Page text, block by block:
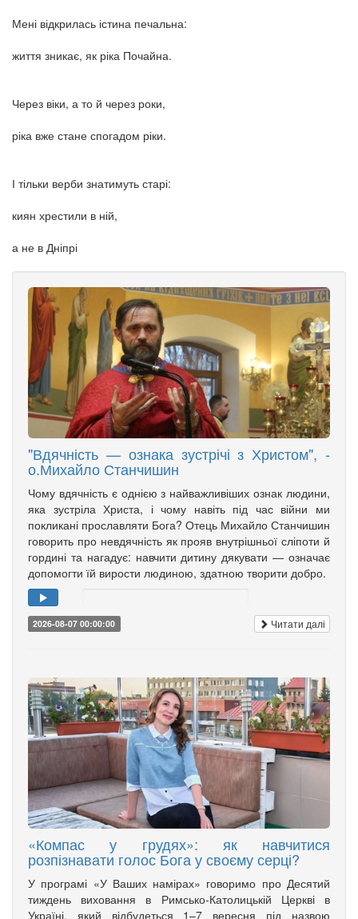
Мені відкрилась істина печальна:
життя зникає, як ріка Почайна.
Через віки, а то й через роки,
ріка вже стане спогадом ріки.
І тільки верби знатимуть старі:
киян хрестили в ній,
а не в Дніпрі
"Вдячність — ознака зустрічі з Христом", -
о.Михайло Станчишин
Чому вдячність є однією з найважливіших ознак людини,
яка зустріла Христа, і чому навіть під час війни ми
покликані прославляти Бога? Отець Михайло Станчишин
говорить про невдячність як прояв внутрішньої сліпоти й
гордині та нагадує: навчити дитину дякувати — означає
допомогти їй вирости людиною, здатною творити добро.
2026-08-07 00:00:00 Читати далі
«Компас у грудях»: як навчитися
розпізнавати голос Бога у своєму серці?
У програмі «У Ваших намірах» говоримо про Десятий
тиждень виховання в Римсько-Католицькій Церкві в
Україні, який відбудеться 1–7 вересня під назвою